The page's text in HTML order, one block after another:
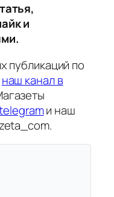
и
публикаций по
наш канал в
и наш